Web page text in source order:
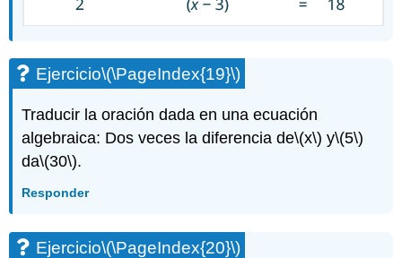
Ejercicio\(\PageIndex{19}\)
Traducir la oración dada en una ecuación
algebraica: Dos veces la diferencia de\(x\) y\(5\)
da\(30\).
Responder
Ejercicio\(\PageIndex{20}\)